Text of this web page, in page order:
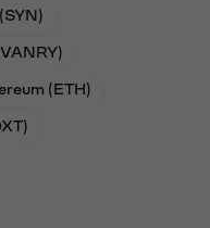
(ETH)